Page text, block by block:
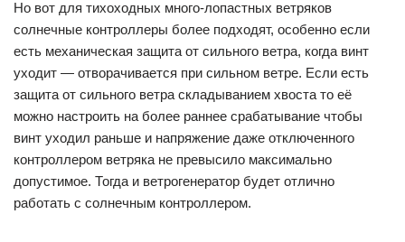
Но вот для тихоходных много-лопастных ветряков
солнечные контроллеры более подходят, особенно если
есть механическая защита от сильного ветра, когда винт
уходит — отворачивается при сильном ветре. Если есть
защита от сильного ветра складыванием хвоста то её
можно настроить на более раннее срабатывание чтобы
винт уходил раньше и напряжение даже отключенного
контроллером ветряка не превысило максимально
допустимое. Тогда и ветрогенератор будет отлично
работать с солнечным контроллером.